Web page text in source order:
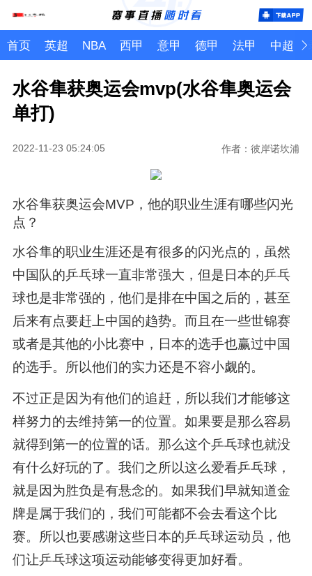
首页 英超 NBA 西甲 意甲 德甲 法甲 中超
水谷隼获奥运会mvp(水谷隼奥运会
单打)
2022-11-23 05:24:05 作者：彼岸诺坎浦
水谷隼获奥运会MVP，他的职业生涯有哪些闪光
点？
水谷隼的职业生涯还是有很多的闪光点的，虽然
中国队的乒乓球一直非常强大，但是日本的乒乓
球也是非常强的，他们是排在中国之后的，甚至
后来有点要赶上中国的趋势。而且在一些世锦赛
或者是其他的小比赛中，日本的选手也赢过中国
的选手。所以他们的实力还是不容小觑的。
不过正是因为有他们的追赶，所以我们才能够这
样努力的去维持第一的位置。如果要是那么容易
就得到第一的位置的话。那么这个乒乓球也就没
有什么好玩的了。我们之所以这么爱看乒乓球，
就是因为胜负是有悬念的。如果我们早就知道金
牌是属于我们的，我们可能都不会去看这个比
赛。所以也要感谢这些日本的乒乓球运动员，他
们让乒乓球这项运动能够变得更加好看。